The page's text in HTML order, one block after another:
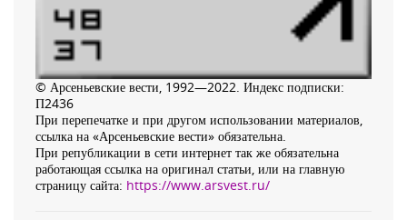
© Арсеньевские вести, 1992—2022. Индекс подписки:
П2436
При перепечатке и при другом использовании материалов,
ссылка на «Арсеньевские вести» обязательна.
При републикации в сети интернет так же обязательна
работающая ссылка на оригинал статьи, или на главную
страницу сайта: https://www.arsvest.ru/